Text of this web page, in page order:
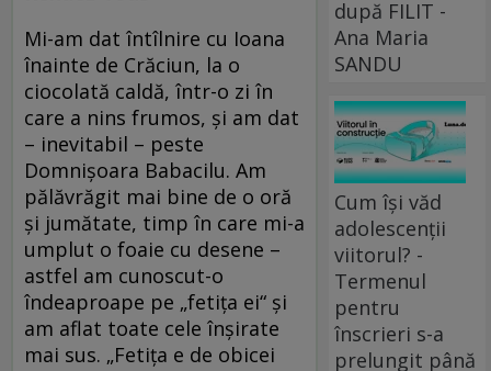
Mi-am dat întîlnire cu Ioana
înainte de Crăciun, la o
ciocolată caldă, într-o zi în
care a nins frumos, şi am dat
– inevitabil – peste
Domnişoara Babacilu. Am
pălăvrăgit mai bine de o oră
şi jumătate, timp în care mi-a
umplut o foaie cu desene –
astfel am cunoscut-o
îndeaproape pe „fetiţa ei“ şi
am aflat toate cele înşirate
mai sus. „Fetiţa e de obicei
după FILIT -
Ana Maria
SANDU
Cum își văd
adolescenții
viitorul? -
Termenul
pentru
înscrieri s-a
prelungit până